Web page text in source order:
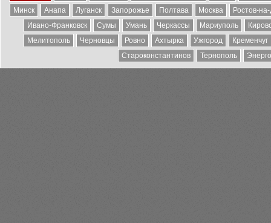
Минск
Анапа Луганск Запорожье Полтава Москва
Ростов-
Ивано-Франковск
Сумы Умань Черкассы Мариуполь
Мелитополь
Черновцы Ровно Ахтырка Ужгород
Кременчуг
Староконстантинов
Тернополь